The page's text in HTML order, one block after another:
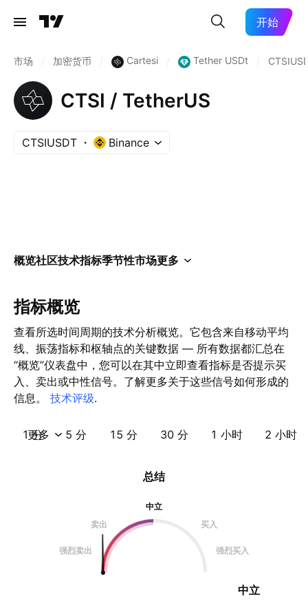
开始
市场 加密货币 Cartesi Tether USDt
CTSI / TetherUS
CTSIUSDT Binance
概览社区技术指标季节性市场更多
指标概览
查看所选时间周期的技术分析概览。它包含来自移动平均
线、振荡指标和枢轴点的关键数据 — 所有数据都汇总在
“概览”仪表盘中，您可以在其中立即查看指标是否提示买
入、卖出或中性信号。了解更多关于这些信号如何形成的
信息。 技术评级.
1 分 5 分 15 分 30 分 1 小时 2 小时
更多
总结
中立
卖出
买入
强烈卖出 强烈买入
中立